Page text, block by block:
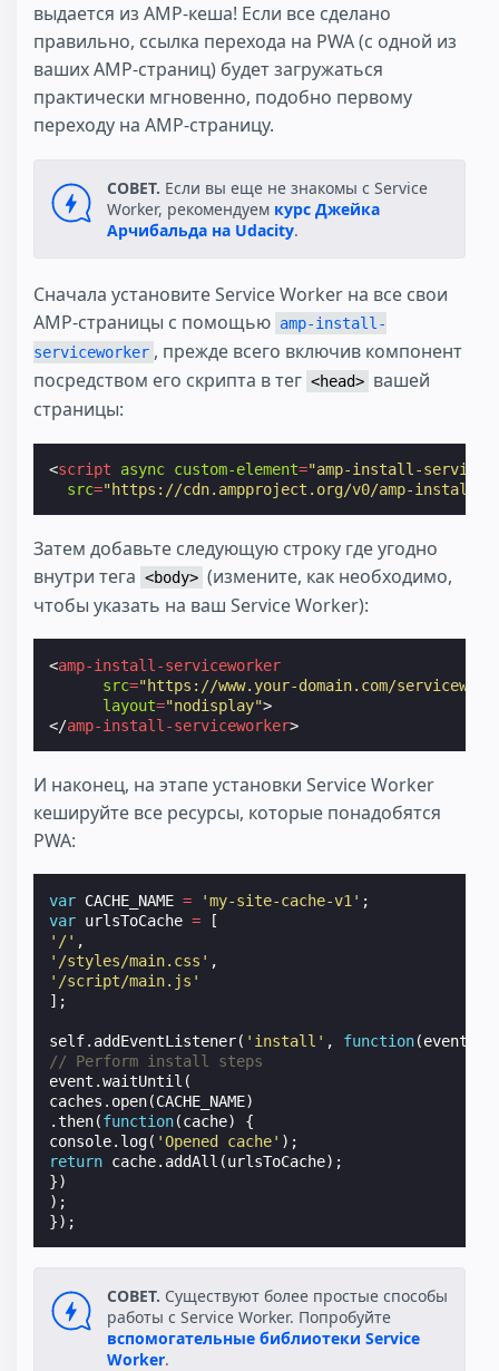
выдается из AMP-кеша! Если все сделано
правильно, ссылка перехода на PWA (с одной из
ваших AMP-страниц) будет загружаться
практически мгновенно, подобно первому
переходу на AMP-страницу.
СОВЕТ. Если вы еще не знакомы с Service
Worker, рекомендуем курс Джейка
Арчибальда на Udacity.
Сначала установите Service Worker на все свои
AMP-страницы с помощью amp-install-
serviceworker , прежде всего включив компонент
посредством его скрипта в тег <head> вашей
страницы:
<script async custom-element="amp-install-
src="https://cdn.ampproject.org/v0/amp-install-
Затем добавьте следующую строку где угодно
внутри тега <body> (измените, как необходимо,
чтобы указать на ваш Service Worker):
<amp-install-serviceworker
src="https://www.your-domain.com/
layout="nodisplay">
</amp-install-serviceworker>
И наконец, на этапе установки Service Worker
кешируйте все ресурсы, которые понадобятся
PWA:
var CACHE_NAME = 'my-site-cache-v1' ;
var urlsToCache =
[
'/' ,
'/styles/main.css' ,
'/script/main.js'
];
self. addEventListener( 'install' , function(event
// Perform install steps
event .waitUntil (
caches . open(CACHE_NAME)
.then(function(cache)
{
console. log( 'Opened cache' );
return cache. addAll (urlsToCache);
})
);
});
СОВЕТ. Существуют более простые способы
работы с Service Worker. Попробуйте
вспомогательные библиотеки Service
Worker.